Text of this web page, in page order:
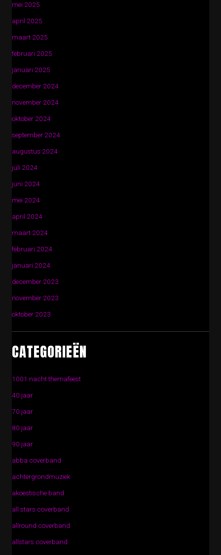
mei 2025
april 2025
maart 2025
februari 2025
januari 2025
december 2024
november 2024
oktober 2024
september 2024
augustus 2024
juli 2024
juni 2024
mei 2024
april 2024
maart 2024
februari 2024
januari 2024
december 2023
november 2023
oktober 2023
CATEGORIEËN
1001 nacht themafeest
40 jaar
70 jaar
80 jaar
90 jaar
abba coverband
achtergrondmuziek
akoestische band
all stars coverband
allround coverband
allstars coverband